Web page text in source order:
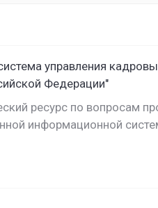
управления
Федерации"
ресурс по вопросам
информационной